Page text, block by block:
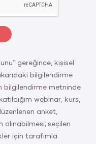
gereğince, kişisel
bilgilendirme
bilgilendirme metninde
webinar, kurs,
anket,
seçilen
için tarafımla